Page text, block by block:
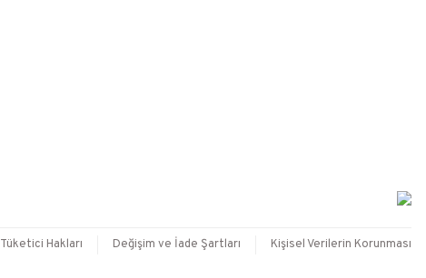
Tüketici Hakları Değişim ve İade Şartları Kişisel Verilerin Korunması